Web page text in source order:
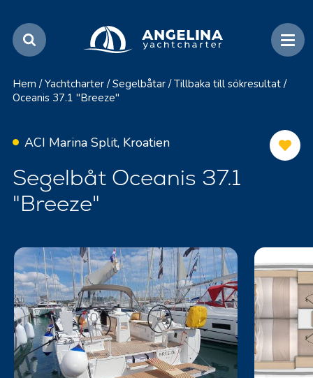
Hem / Yachtcharter / Segelbåtar / Tillbaka till sökresultat /
Oceanis 37.1 "Breeze"
ACI Marina Split, Kroatien
Segelbåt Oceanis 37.1
"Breeze"